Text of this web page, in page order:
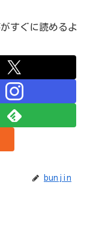
すぐに読めるよ
bunjin